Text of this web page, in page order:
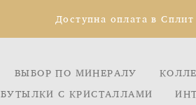
Доступна оплата в
ВЫБОР ПО МИНЕРАЛУ
БУТЫЛКИ С КРИСТАЛЛАМИ